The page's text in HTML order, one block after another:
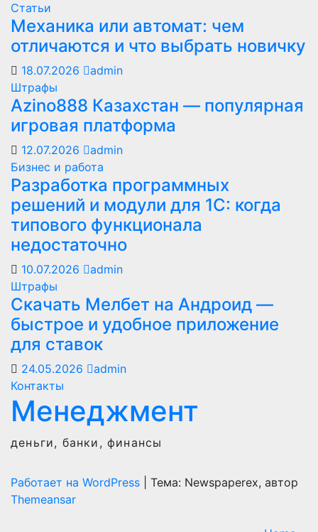
Статьи
Механика или автомат: чем
отличаются и что выбрать новичку
18.07.2026
admin
Штрафы
Azino888 Казахстан — популярная
игровая платформа
12.07.2026
admin
Бизнес и работа
Разработка программных
решений и модули для 1С: когда
типового функционала
недостаточно
10.07.2026
admin
Штрафы
Скачать Мелбет на Андроид —
быстрое и удобное приложение
для ставок
24.05.2026
admin
Контакты
Менеджмент
деньги, банки, финансы
Работает на WordPress
Тема: Newspaperex, автор
Themeansar